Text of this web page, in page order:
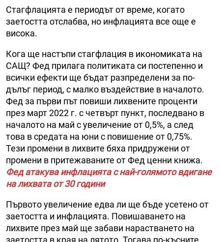
Стагфлацията е периодът от време, когато
заетостта отслабва, но инфлацията все още е
висока.
Кога ще настъпи стагфлация в икономиката на
САЩ? Фед прилага политиката си постепенно и
всички ефекти ще бъдат разпределени за по-
дълъг период, с малко въздействие в началото.
Фед за първи път повиши лихвените проценти
през март 2022 г. с четвърт пункт, последвано в
началото на май с увеличение от 0,5%, а след
това в средата на юни с повишение от 0,75%.
Тези промени в лихвите бяха придружени от
промени в притежаваните от Фед ценни книжа.
Фед атакува инфлацията с най-голямото вдигане
на лихвата от 30 години
Първото увеличение едва ли ще бъде усетено от
заетостта и инфлацията. Повишаването на
лихвите през май ще забави нарастването на
заетостта в края на лятото. Тогава по-късните